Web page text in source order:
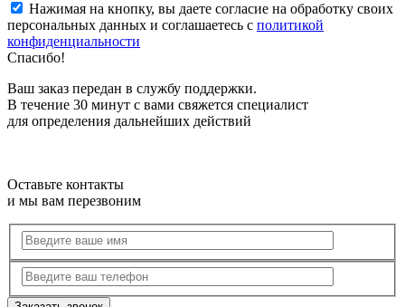
Нажимая на кнопку, вы даете согласие на обработку своих
персональных данных и соглашаетесь с политикой
конфиденциальности
Спасибо!
Ваш заказ передан в службу поддержки.
В течение 30 минут с вами свяжется специалист
для определения дальнейших действий
Оставьте контакты
и мы вам перезвоним